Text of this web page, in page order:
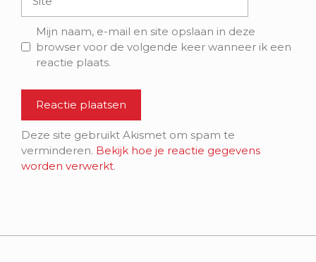
Mijn naam, e-mail en site opslaan in deze
browser voor de volgende keer wanneer ik een
reactie plaats.
Deze site gebruikt Akismet om spam te
verminderen. Bekijk hoe je reactie gegevens
worden verwerkt.